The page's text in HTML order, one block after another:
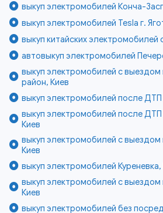
выкуп электромобилей Конча-
выкуп электромобилей Tesla г.
выкуп китайских электромобилей
автовыкуп электромобилей
выкуп электромобилей с выездом
район, Киев
выкуп электромобилей после ДТП
выкуп электромобилей после
Киев
выкуп электромобилей с выездом
Киев
выкуп электромобилей Куреневка,
выкуп электромобилей с
Киев
выкуп электромобилей без